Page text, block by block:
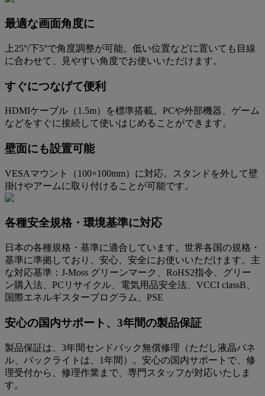
最適な画面角度に
上25°/下5°で角度調整が可能。低い位置などに置いても目線
に合わせて、見やすい角度でお使いいただけます。
すぐにつなげて便利
HDMIケーブル（1.5m）を標準搭載。PCや外部機器、ゲーム
などをすぐに接続して使いはじめることができます。
壁面にも設置可能
VESAマウント（100×100mm）に対応。スタンドを外して壁
掛けやアームに取り付けることが可能です。
各種安全規格・環境基準に対応​
日本の各種規格・基準に適合しています。​世界各国の規格・
基準に準拠しており、安心、安全にお使いいただけます。主
な対応基準：J-Moss グリーンマーク​、RoHS2指令​、グリー
ン購入法、PCリサイクル​、電気用品安全法​、VCCI classB​、
国際エネルギスタープログラム、PSE​
安心の国内サポート、3年間の製品保証​
製品保証は、3年間センドバック無償修理（ただし液晶パネ
ル、バックライトは、1年間）。安心の国内サポートで、修
理受付から、修理作業まで、専門スタッフが対応いたしま
す。